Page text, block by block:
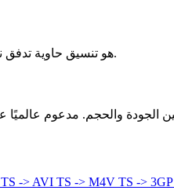
TS (MPEG-TS) هو تنسيق حاوية تدفق نقل يُستخدم في البث والتدفق.
TS -> AVI TS -> M4V TS -> 3GP